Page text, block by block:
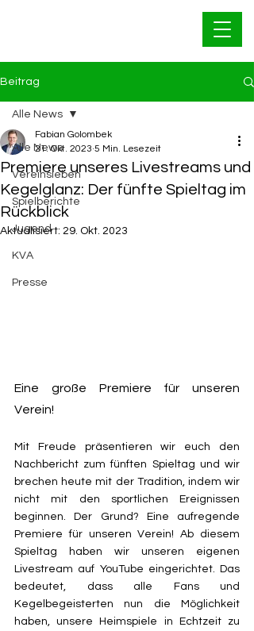
Beitrag
Alle News
Vereinsleben
Spielberichte
Jugend
KVA
Presse
Alle News
Premiere unseres Livestreams und
Kegelglanz: Der fünfte Spieltag im
Rückblick
Fabian Golombek
21. Okt. 2023 5 Min. Lesezeit
Aktualisiert: 29. Okt. 2023
Eine große Premiere für unseren
Verein!
Mit Freude präsentieren wir euch den
Nachbericht zum fünften Spieltag und wir
brechen heute mit der Tradition, indem wir
nicht mit den sportlichen Ereignissen
beginnen. Der Grund? Eine aufregende
Premiere für unseren Verein! Ab diesem
Spieltag haben wir unseren eigenen
Livestream auf YouTube eingerichtet. Das
bedeutet, dass alle Fans und
Kegelbegeisterten nun die Möglichkeit
haben, unsere Heimspiele in Echtzeit zu